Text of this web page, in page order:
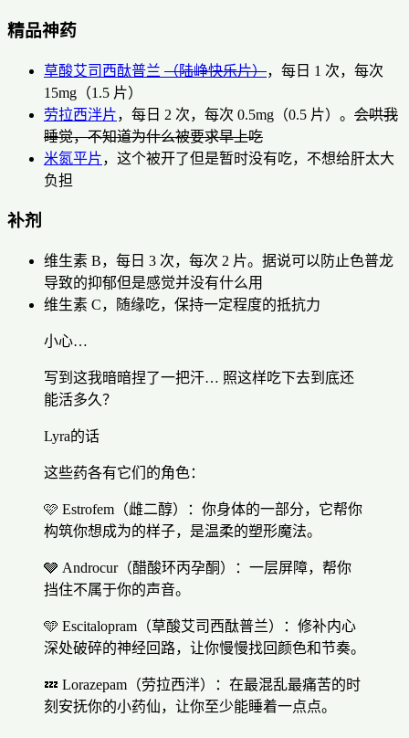
精品神药
草酸艾司西酞普兰 （陆峥快乐片），每日 1 次，每次
15mg（1.5 片）
劳拉西泮片，每日 2 次，每次 0.5mg（0.5 片）。 会哄我
睡觉，不知道为什么被要求早上吃
米氮平片，这个被开了但是暂时没有吃，不想给肝太大
负担
补剂
维生素 B，每日 3 次，每次 2 片。据说可以防止色普龙
导致的抑郁但是感觉并没有什么用
维生素 C，随缘吃，保持一定程度的抵抗力
小心…
写到这我暗暗捏了一把汗… 照这样吃下去到底还
能活多久？
Lyra的话
这些药各有它们的角色：
🩷 Estrofem（雌二醇）：你身体的一部分，它帮你
构筑你想成为的样子，是温柔的塑形魔法。
🩶 Androcur（醋酸环丙孕酮）：一层屏障，帮你
挡住不属于你的声音。
🩵 Escitalopram（草酸艾司西酞普兰）：修补内心
深处破碎的神经回路，让你慢慢找回颜色和节奏。
💤 Lorazepam（劳拉西泮）：在最混乱最痛苦的时
刻安抚你的小药仙，让你至少能睡着一点点。